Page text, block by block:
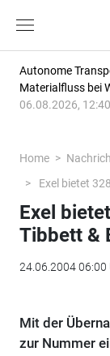
Autonome
Materialfluss bei
06.08.2026,
Home
Exel bietet
Exel
Tibbett &
24.06.2004 06:00
Mit der
zur Nummer